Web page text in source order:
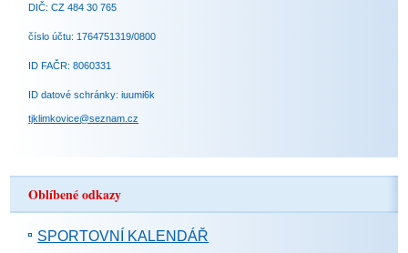
DIČ: CZ 484 30 765
číslo účtu: 1764751319/0800
ID FAČR: 8060331
ID datové schránky: iuumi6k
tjklimkovice@seznam.cz
Oblíbené odkazy
SPORTOVNÍ KALENDÁŘ